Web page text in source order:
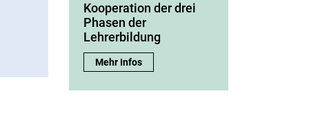
Kooperation der drei
Phasen der
Lehrerbildung
Kooperation der drei Phasen der Lehrerbildung:
Mehr Infos